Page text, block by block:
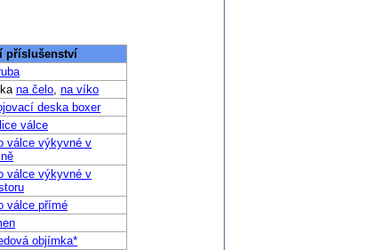
příslušenství
na čelo, na víko
deska boxer
válce
válce výkyvné v
válce výkyvné v
válce přímé
objímka*